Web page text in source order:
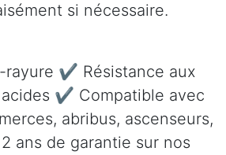
si nécessaire.
✔ Résistance aux
✔ Compatible avec
abribus, ascenseurs,
ans de garantie sur nos